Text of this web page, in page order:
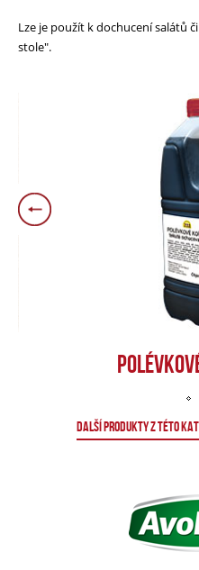
Lze je použít k dochucení salátů
stole".
DALŠÍ PRODUKTY Z TÉTO